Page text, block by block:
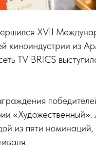
XVII
киноиндустрии из
TV BRICS
из пяти